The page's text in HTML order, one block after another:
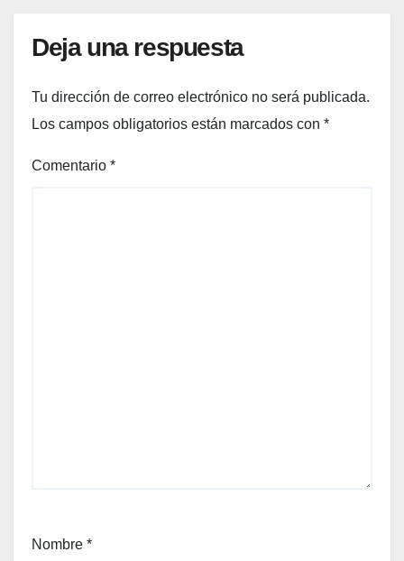
Deja una respuesta
Tu dirección de correo electrónico no será publicada.
Los campos obligatorios están marcados con *
Comentario *
Nombre *